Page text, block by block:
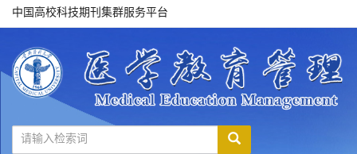
中国高校科技期刊集群服务平台